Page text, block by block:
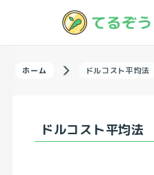
ホーム ドルコスト平均法
ドルコスト平均法